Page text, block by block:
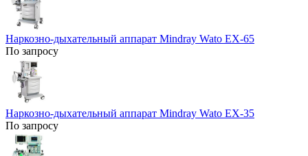
Наркозно-дыхательный аппарат Mindray Wato EX-65
По запросу
Наркозно-дыхательный аппарат Mindray Wato EX-35
По запросу